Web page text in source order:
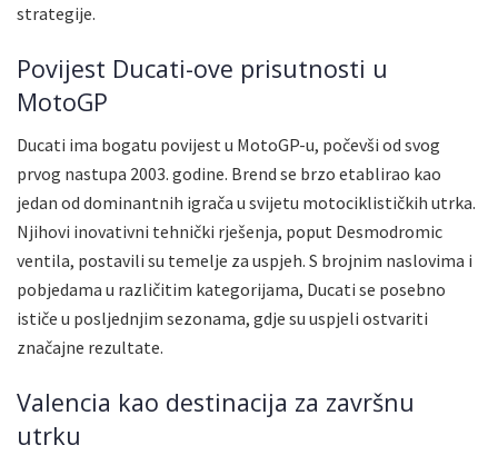
strategije.
Povijest Ducati-ove prisutnosti u
MotoGP
Ducati ima bogatu povijest u MotoGP-u, počevši od svog
prvog nastupa 2003. godine. Brend se brzo etablirao kao
jedan od dominantnih igrača u svijetu motociklističkih utrka.
Njihovi inovativni tehnički rješenja, poput Desmodromic
ventila, postavili su temelje za uspjeh. S brojnim naslovima i
pobjedama u različitim kategorijama, Ducati se posebno
ističe u posljednjim sezonama, gdje su uspjeli ostvariti
značajne rezultate.
Valencia kao destinacija za završnu
utrku